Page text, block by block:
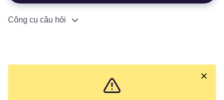
Công cụ câu hỏi